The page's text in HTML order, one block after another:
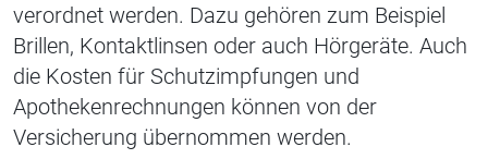
verordnet werden. Dazu gehören zum Beispiel
Brillen, Kontaktlinsen oder auch Hörgeräte. Auch
die Kosten für Schutzimpfungen und
Apothekenrechnungen können von der
Versicherung übernommen werden.